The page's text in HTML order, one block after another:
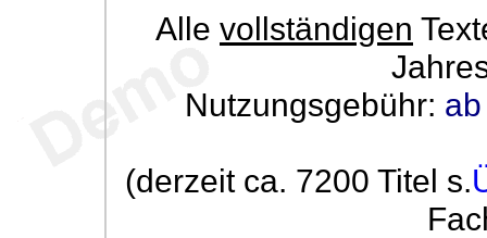
Alle vollständigen
Nutzungsgebühr:
(derzeit ca. 7200 Titel s.